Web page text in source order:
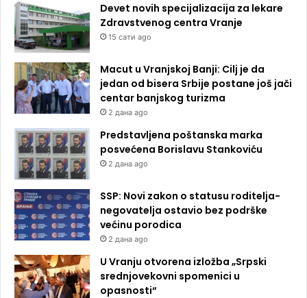
Devet novih specijalizacija za lekare
Zdravstvenog centra Vranje
15 сати ago
Macut u Vranjskoj Banji: Cilj je da
jedan od bisera Srbije postane još jači
centar banjskog turizma
2 дана ago
Predstavljena poštanska marka
posvećena Borislavu Stankoviću
2 дана ago
SSP: Novi zakon o statusu roditelja-
negovatelja ostavio bez podrške
većinu porodica
2 дана ago
U Vranju otvorena izložba „Srpski
srednjovekovni spomenici u
opasnosti“